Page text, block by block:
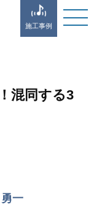
施工事例
混同する3
一